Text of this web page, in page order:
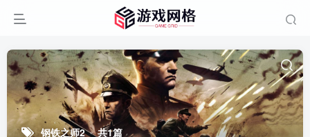
钢铁之师2 共1篇